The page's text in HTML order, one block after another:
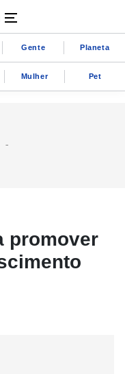
Gente Planeta
Mulher Pet
promover